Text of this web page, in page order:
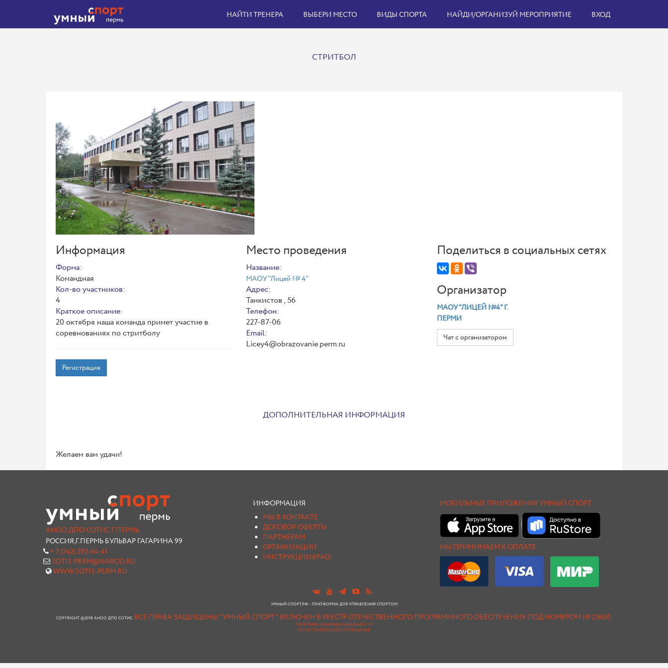
НАЙТИ ТРЕНЕРА ВЫБЕРИ МЕСТО ВИДЫ СПОРТА НАЙДИ/ОРГАНИЗУЙ МЕРОПРИЯТИЕ ВХОД
СТРИТБОЛ
Информация
Форма:
Командная
Кол-во участников:
4
Краткое описание:
20 октября наша команда примет участие в
соревнованиях по стритболу
Регистрация
Место проведения
Название:
МАОУ "Лицей № 4"
Адрес:
Танкистов , 56
Телефон:
227-87-06
Email:
Licey4@obrazovanie.perm.ru
Поделиться в социальных сетях
Организатор
МАОУ "ЛИЦЕЙ №4" Г.
ПЕРМИ
Чат с организатором
ДОПОЛНИТЕЛЬНАЯ ИНФОРМАЦИЯ
Желаем вам удачи!
АНОО ДПО СОТИС Г.ПЕРМЬ
РОССИЯ,Г.ПЕРМЬ БУЛЬВАР ГАГАРИНА 99
+ 7 (342) 293-64-41
SOTIS-PERM@NAROD.RU
WWW.SOTIS-PERM.RU
ИНФОРМАЦИЯ
МЫ В КОНТАКТЕ
ДОГОВОР ОФЕРТЫ
ПАРТНЕРАМ
ОРГАНИЗАЦИИ
ИНСТРУКЦИИ&FAQ
МОБИЛЬНЫЕ ПРИЛОЖЕНИЯ УМНЫЙ СПОРТ
МЫ ПРИНИМАЕМ К ОПЛАТЕ
УМНЫЙ-СПОРТ.РФ - ПЛАТФОРМА ДЛЯ УПРАВЛЕНИЯ СПОРТОМ
COPYRIGHT ©2018 АНОО ДПО СОТИС. ВСЕ ПРАВА ЗАЩИЩЕНЫ."УМНЫЙ СПОРТ " ВКЛЮЧЕН В РЕЕСТР ОТЕЧЕСТВЕННОГО ПРОГРАММНОГО ОБЕСПЕЧЕНИЯ ПОД НОМЕРОМ № 23600.
ПОЛИТИКА КОНФИДЕНЦИАЛЬНОСТИ
ПОЛЬЗОВАТЕЛЬСКОЕ СОГЛАШЕНИЕ